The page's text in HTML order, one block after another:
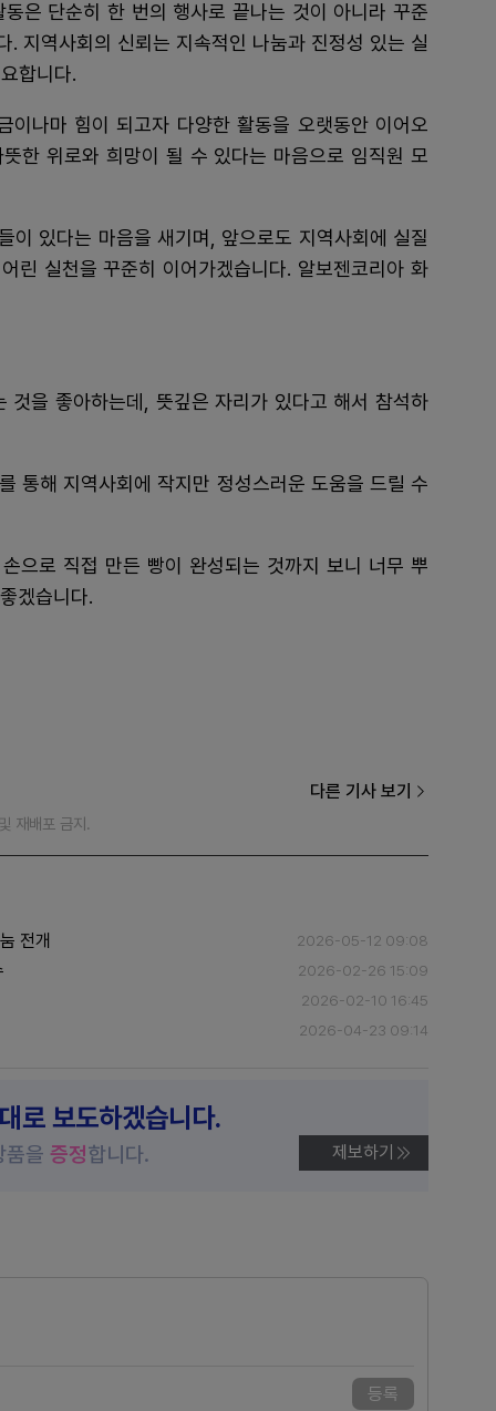
은 단순히 한 번의 행사로 끝나는 것이 아니라 꾸준
지역사회의 신뢰는 지속적인 나눔과 진정성 있는 실
합니다.
이나마 힘이 되고자 다양한 활동을 오랫동안 이어오
한 위로와 희망이 될 수 있다는 마음으로 임직원 모
이 있다는 마음을 새기며, 앞으로도 지역사회에 실질
린 실천을 꾸준히 이어가겠습니다. 알보젠코리아 화
것을 좋아하는데, 뜻깊은 자리가 있다고 해서 참석하
통해 지역사회에 작지만 정성스러운 도움을 드릴 수
으로 직접 만든 빵이 완성되는 것까지 보니 너무 뿌
겠습니다.
다른 기사 보기
배포 금지.
전개 2026-05-12 09:08
2026-02-26 15:09
2026-02-10 16:45
2026-04-23 09:14
로 보도하겠습니다.
품을 증정합니다. 제보하기
등록